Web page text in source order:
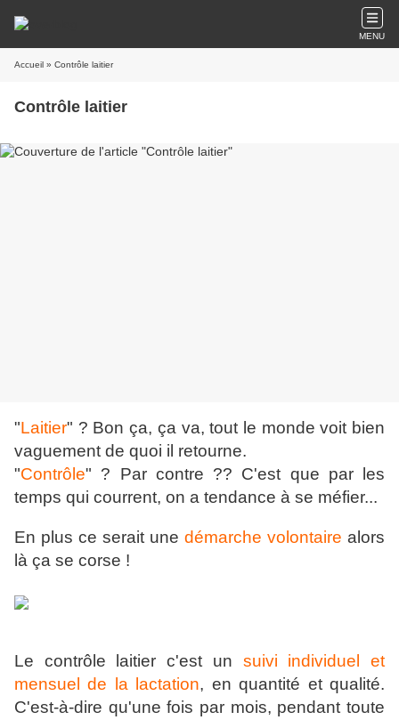
MENU
Accueil » Contrôle laitier
Contrôle laitier
"Laitier" ? Bon ça, ça va, tout le monde voit bien
vaguement de quoi il retourne.
"Contrôle" ? Par contre ?? C'est que par les
temps qui courrent, on a tendance à se méfier...
En plus ce serait une démarche volontaire alors
là ça se corse !
Le contrôle laitier c'est un suivi individuel et
mensuel de la lactation, en quantité et qualité.
C'est-à-dire qu'une fois par mois, pendant toute